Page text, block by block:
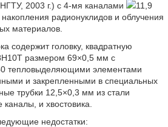
2003 г.) с 4-мя каналами
11,9
радионуклидов и облучения
материалов.
содержит головку, квадратную
размером 69×0,5 мм с
тепловыделяющими элементами
и закрепленными в специальных
трубки 12,5×0,3 мм из стали
и хвостовика.
недостатки: